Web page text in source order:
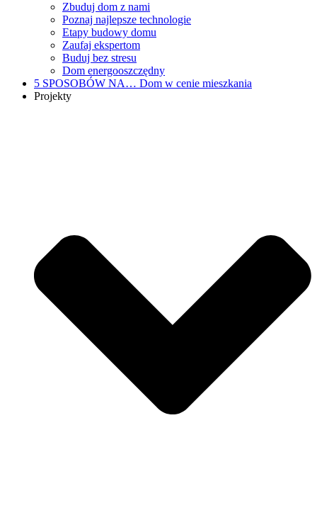
Zbuduj dom z nami
Poznaj najlepsze technologie
Etapy budowy domu
Zaufaj ekspertom
Buduj bez stresu
Dom energooszczędny
5 SPOSOBÓW NA… Dom w cenie mieszkania
Projekty